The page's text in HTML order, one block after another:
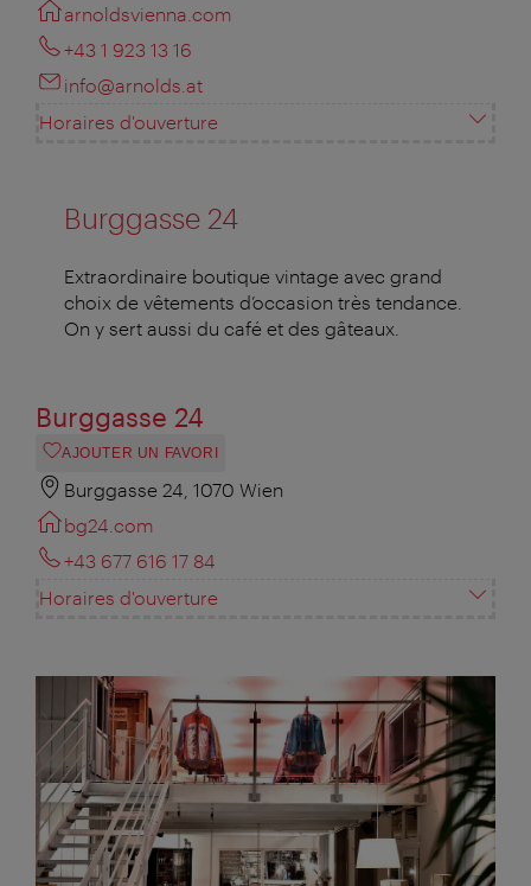
arnoldsvienna.com
+43 1 923 13 16
info@arnolds.at
Horaires d'ouverture
Burggasse 24
Extraordinaire boutique vintage avec grand
choix de vêtements d’occasion très tendance.
On y sert aussi du café et des gâteaux.
Burggasse 24
AJOUTER UN FAVORI
Burggasse 24, 1070 Wien
bg24.com
+43 677 616 17 84
Horaires d'ouverture